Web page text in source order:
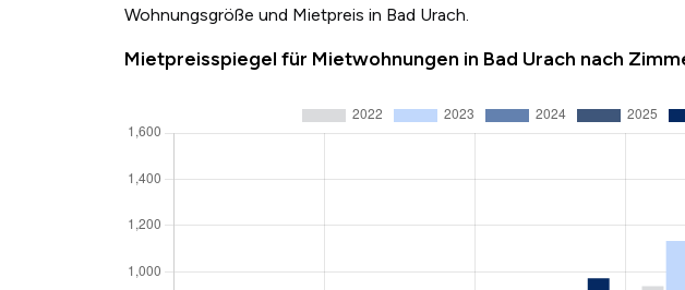
Wohnungsgröße und Mietpreis in Bad Urach.
Mietpreisspiegel für Mietwohnungen in Bad Urach nach